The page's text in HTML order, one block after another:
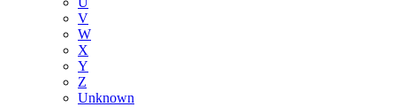
V
W
X
Y
Z
Unknown